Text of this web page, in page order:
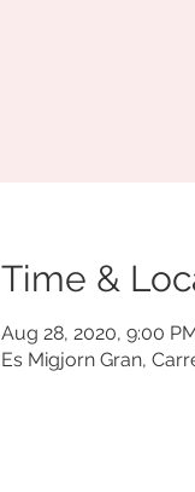
Time &
Aug 28, 2020, 9:00
Es Migjorn Gran,